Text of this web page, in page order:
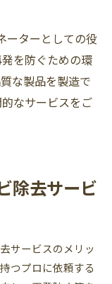
ーターとしての役
を防ぐための環
な製品を製造で
なサービスをご
除去サービ
サービスのメリッ
つプロに依頼する